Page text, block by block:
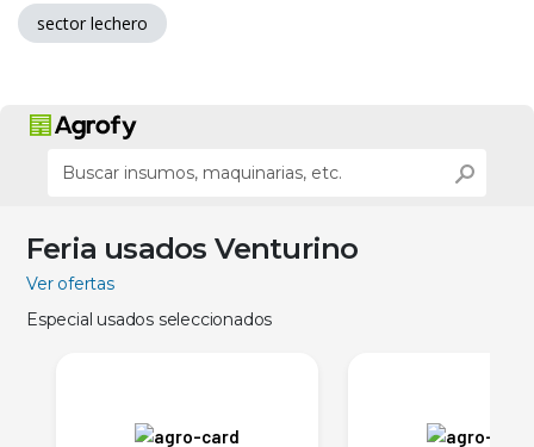
sector lechero
Feria usados Venturino
Ver ofertas
Especial usados seleccionados